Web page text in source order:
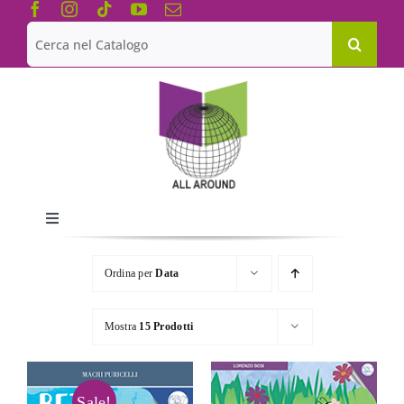
Salta
contenuto
Cerca
per:
Toggle
Navigation
Chi siamo
Le Collane
Catalogo
Ordina perData
Mostra 15 Prodotti